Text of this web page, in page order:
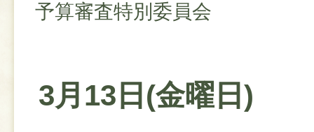
予算審査特別委員会
3月13日(金曜日)